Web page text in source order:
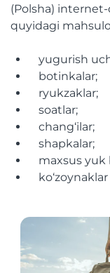
(Polsha)
quyidagi
yugurish
botinkalar;
ryukzaklar;
soatlar;
chang‘ilar;
shapkalar;
maxsus yuk